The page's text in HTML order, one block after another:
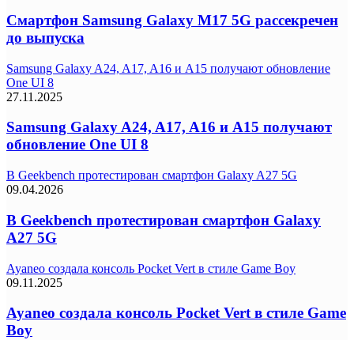
Смартфон Samsung Galaxy M17 5G рассекречен
до выпуска
Samsung Galaxy A24, A17, A16 и A15 получают обновление
One UI 8
27.11.2025
Samsung Galaxy A24, A17, A16 и A15 получают
обновление One UI 8
В Geekbench протестирован смартфон Galaxy A27 5G
09.04.2026
В Geekbench протестирован смартфон Galaxy
A27 5G
Ayaneo создала консоль Pocket Vert в стиле Game Boy
09.11.2025
Ayaneo создала консоль Pocket Vert в стиле Game
Boy